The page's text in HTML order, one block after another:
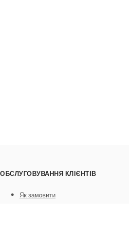
ОБСЛУГОВУВАННЯ КЛІЄНТІВ
Як замовити